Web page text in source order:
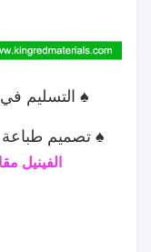
♠ التسليم
♠ تصميم طباعة
الفينيل